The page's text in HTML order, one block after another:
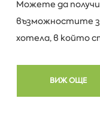
Можете да
възможностите
хотела, в който
ВИЖ ОЩЕ